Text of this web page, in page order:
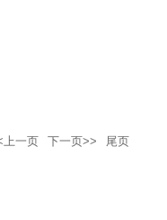
上一页 下一页>>
尾页